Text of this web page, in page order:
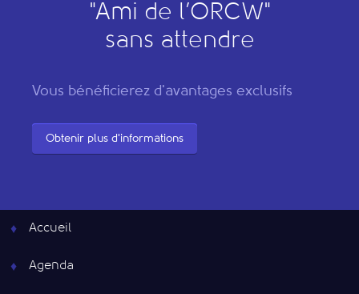
"Ami de l’ORCW"
sans attendre
Vous bénéficierez d'avantages exclusifs
Obtenir plus d'informations
Accueil
Agenda